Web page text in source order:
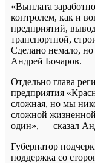
«Выплата
контролем, как и
предприятий,
транспортной,
Сделано немало,
Андрей Бочаров.
Отдельно глава
предприятия
сложная, но мы
сложной
один», — сказал
Губернатор
поддержка со